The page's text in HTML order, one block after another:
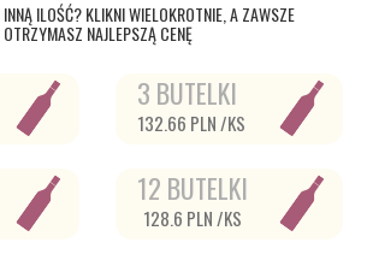
ILOŚĆ? KLIKNI WIELOKROTNIE, A ZAWSZE
OTRZYMASZ NAJLEPSZĄ CENĘ
3 BUTELKI
132.66 PLN /KS
12 BUTELKI
128.6 PLN /KS